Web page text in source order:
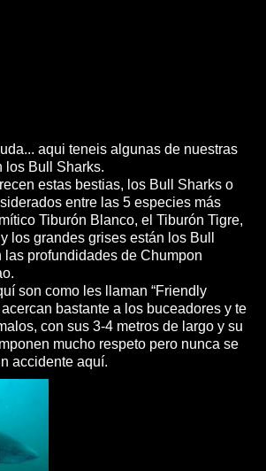
aqui teneis algunas de nuestras
los Bull Sharks.
estas bestias, los Bull Sharks o
entre las 5 especies más
Tiburón Blanco, el Tiburón Tigre,
los grandes grises están los Bull
las profundidades de Chumpon
son como les llaman “Friendly
bastante a los buceadores y te
con sus 3-4 metros de largo y su
mucho respeto pero nunca se
accidente aquí.